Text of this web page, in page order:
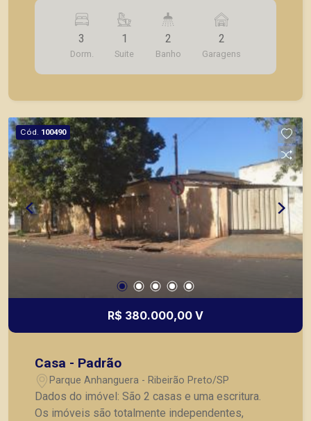
sala - banheiro social - cozinha com gabinete -
lavanderia - 2 vagas garagem A Piramid tem
como objetivo atender seus clientes com
agilidade e segurança, em locação, vendas de
imóveis prontos, usados ou mesmo nos
3
Dorm.
1
Suite
2
Banho
2
Garagens
Cód. 100490
R$ 380.000,00 V
Casa - Padrão
Parque Anhanguera - Ribeirão Preto/SP
Dados do imóvel: São 2 casas e uma escritura.
Os imóveis são totalmente independentes,